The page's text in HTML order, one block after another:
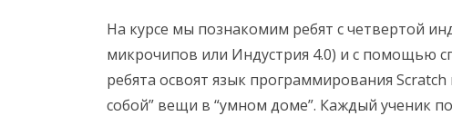
На курсе мы познакомим ребят с четвертой
микрочипов или Индустрия 4.0) и с помощью
ребята освоят язык программирования
собой” вещи в “умном доме”. Каждый ученик